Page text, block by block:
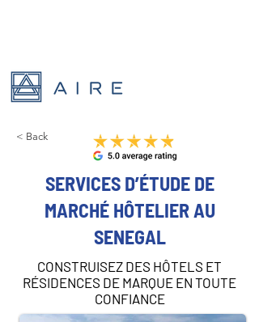
< Back
SERVICES D’ÉTUDE DE
MARCHÉ HÔTELIER AU
SENEGAL
CONSTRUISEZ DES HÔTELS ET
RÉSIDENCES DE MARQUE EN TOUTE
CONFIANCE